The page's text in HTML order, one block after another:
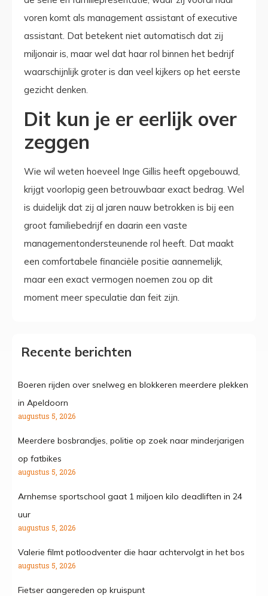
voren komt als management assistant of executive
assistant. Dat betekent niet automatisch dat zij
miljonair is, maar wel dat haar rol binnen het bedrijf
waarschijnlijk groter is dan veel kijkers op het eerste
gezicht denken.
Dit kun je er eerlijk over
zeggen
Wie wil weten hoeveel Inge Gillis heeft opgebouwd,
krijgt voorlopig geen betrouwbaar exact bedrag. Wel
is duidelijk dat zij al jaren nauw betrokken is bij een
groot familiebedrijf en daarin een vaste
managementondersteunende rol heeft. Dat maakt
een comfortabele financiële positie aannemelijk,
maar een exact vermogen noemen zou op dit
moment meer speculatie dan feit zijn.
Recente berichten
Boeren rijden over snelweg en blokkeren meerdere plekken
in Apeldoorn
augustus 5, 2026
Meerdere bosbrandjes, politie op zoek naar minderjarigen
op fatbikes
augustus 5, 2026
Arnhemse sportschool gaat 1 miljoen kilo deadliften in 24
uur
augustus 5, 2026
Valerie filmt potloodventer die haar achtervolgt in het bos
augustus 5, 2026
Fietser aangereden op kruispunt